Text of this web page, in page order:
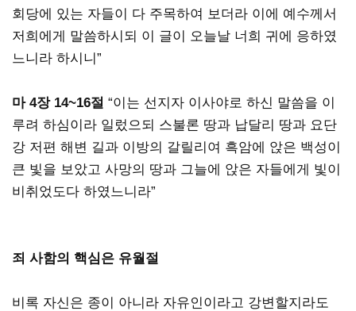
회당에 있는 자들이 다 주목하여 보더라 이에 예수께서
저희에게 말씀하시되 이 글이 오늘날 너희 귀에 응하였
느니라 하시니”
마 4장 14~16절 “이는 선지자 이사야로 하신 말씀을 이
루려 하심이라 일렀으되 스불론 땅과 납달리 땅과 요단
강 저편 해변 길과 이방의 갈릴리여 흑암에 앉은 백성이
큰 빛을 보았고 사망의 땅과 그늘에 앉은 자들에게 빛이
비취었도다 하였느니라”
죄 사함의 핵심은 유월절
비록 자신은 종이 아니라 자유인이라고 강변할지라도